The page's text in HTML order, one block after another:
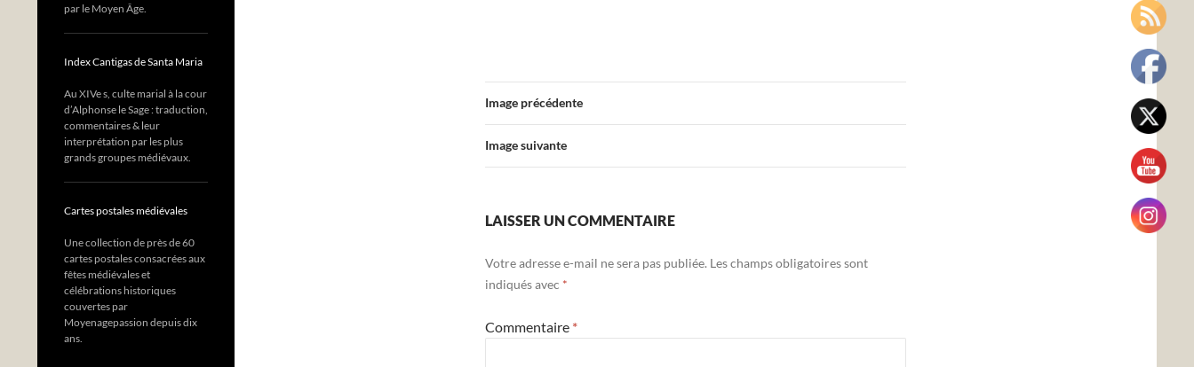
Image précédente
Image suivante
LAISSER UN COMMENTAIRE
Votre adresse e-mail ne sera pas publiée. Les champs obligatoires sont
indiqués avec *
Commentaire *
par le Moyen Âge.
Index Cantigas de Santa Maria
Au XIVe s, culte marial à la cour
d’Alphonse le Sage : traduction,
commentaires & leur
interprétation par les plus
grands groupes médiévaux.
Cartes postales médiévales
Une collection de près de 60
cartes postales consacrées aux
fêtes médiévales et
célébrations historiques
couvertes par
Moyenagepassion depuis dix
ans.